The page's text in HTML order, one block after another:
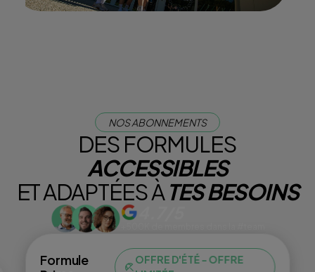
NOS ABONNEMENTS
DES FORMULES
ACCESSIBLES
ET ADAPTÉES ÀTES BESOINS
Formule
OFFRE D'ÉTÉ - OFFRE